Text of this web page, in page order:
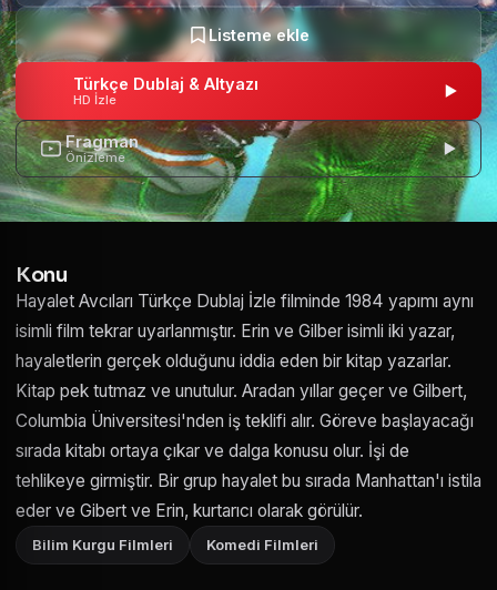
Türkçe Dublaj & Altyazı
HD İzle
Fragman
Önizleme
Konu
Hayalet Avcıları Türkçe Dublaj İzle filminde 1984 yapımı aynı
isimli film tekrar uyarlanmıştır. Erin ve Gilber isimli iki yazar,
hayaletlerin gerçek olduğunu iddia eden bir kitap yazarlar.
Kitap pek tutmaz ve unutulur. Aradan yıllar geçer ve Gilbert,
Columbia Üniversitesi'nden iş teklifi alır. Göreve başlayacağı
sırada kitabı ortaya çıkar ve dalga konusu olur. İşi de
tehlikeye girmiştir. Bir grup hayalet bu sırada Manhattan'ı istila
eder ve Gibert ve Erin, kurtarıcı olarak görülür.
Bilim Kurgu Filmleri Komedi Filmleri